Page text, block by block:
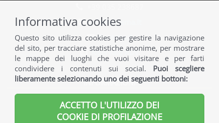
info@norama.it
Contattaci
Riservato ADV
INFORMAZIONI
INFORMAZIONI UTILI
Informativa cookies
Questo sito utilizza cookies per gestire la navigazione
del sito, per tracciare statistiche anonime, per mostrare
le mappe dei luoghi che vuoi visitare e per farti
condividere i contenuti sui social. Puoi scegliere
liberamente selezionando uno dei seguenti bottoni:
ACCETTO L'UTILIZZO DEI
COOKIE DI PROFILAZIONE